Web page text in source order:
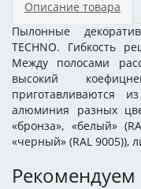
Описание товара
Пылонные
TECHNO. Гибкость
Между полосами
высокий
приготавливаются
алюминия разных
«бронза», «белый»
«черный» (RAL 9005)),
Рекомендуем